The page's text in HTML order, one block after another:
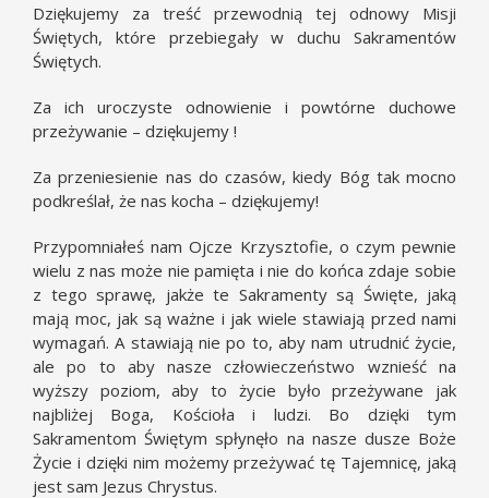
Dziękujemy za treść przewodnią tej odnowy Misji
Świętych, które przebiegały w duchu Sakramentów
Świętych.
Za ich uroczyste odnowienie i powtórne duchowe
przeżywanie – dziękujemy !
Za przeniesienie nas do czasów, kiedy Bóg tak mocno
podkreślał, że nas kocha – dziękujemy!
Przypomniałeś nam Ojcze Krzysztofie, o czym pewnie
wielu z nas może nie pamięta i nie do końca zdaje sobie
z tego sprawę, jakże te Sakramenty są Święte, jaką
mają moc, jak są ważne i jak wiele stawiają przed nami
wymagań. A stawiają nie po to, aby nam utrudnić życie,
ale po to aby nasze człowieczeństwo wznieść na
wyższy poziom, aby to życie było przeżywane jak
najbliżej Boga, Kościoła i ludzi. Bo dzięki tym
Sakramentom Świętym spłynęło na nasze dusze Boże
Życie i dzięki nim możemy przeżywać tę Tajemnicę, jaką
jest sam Jezus Chrystus.